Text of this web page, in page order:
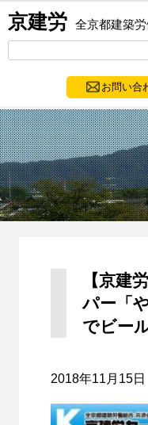
京建労 全京都建築
お問い合
【京建
パー「
でビー
2018年11月15日